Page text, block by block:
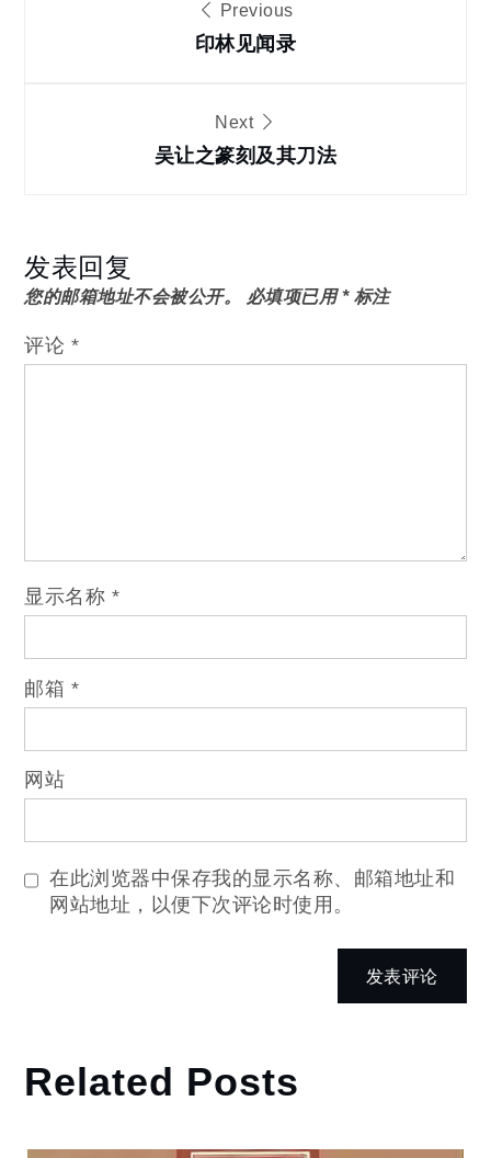
Previous
印林见闻录
Next
吴让之篆刻及其刀法
发表回复
您的邮箱地址不会被公开。 必填项已用*标注
评论 *
显示名称 *
邮箱 *
网站
在此浏览器中保存我的显示名称、邮箱地址和
网站地址，以便下次评论时使用。
Related Posts